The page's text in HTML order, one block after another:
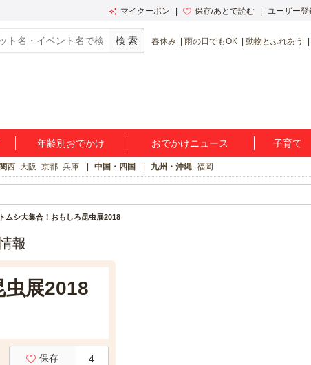
マイクーポン 保存/あとで読む ユーザー登
春休み 雨の日でもOK 動物とふれあう
年齢別おでかけ おでかけニュース 子育て
関西 大阪 京都 兵庫 中国・四国 九州・沖縄 福岡
ムシ大集合！おもしろ昆虫展2018
報
展2018
保存 4